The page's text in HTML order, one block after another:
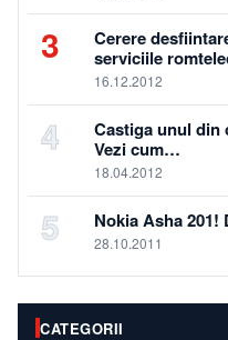
3
Cerere
serviciile
16.12.2012
4
Castiga unul din
Vezi cum…
18.04.2012
5 Nokia Asha
28.10.2011
CATEGORII